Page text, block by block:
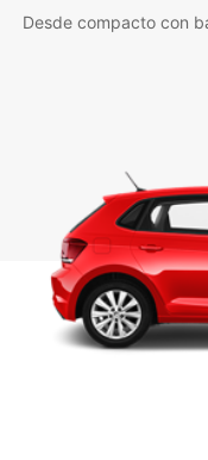
Desde compacto con